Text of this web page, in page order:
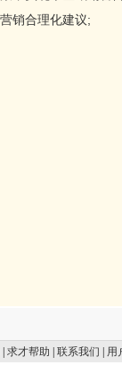
销合理化建议;
求才帮助 联系我们 用